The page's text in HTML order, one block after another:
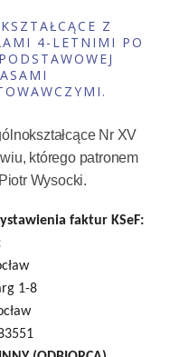
Z
4-LETNIMI PO
Nr XV
którego patronem
Wysocki.
faktur KSeF:
1-8